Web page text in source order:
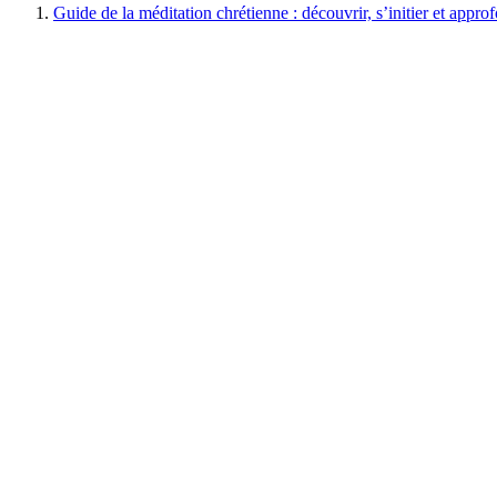
Guide de la méditation chrétienne : découvrir, s’initier et